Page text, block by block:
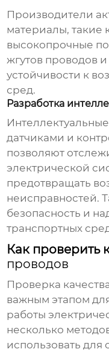
Производители
материалы, такие
высокопрочные
жгутов проводов
устойчивости к
сред.
Разработка
датчиками и
позволяют
электрической
предотвращать
неисправностей.
безопасность и
транспортных
Как проверить
проводов
Проверка
важным этапом
работы
несколько
использовать для